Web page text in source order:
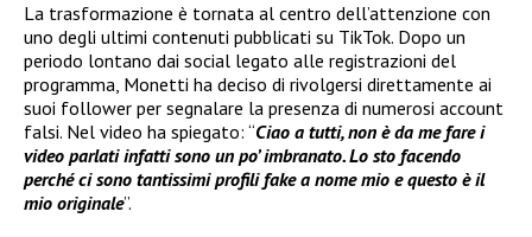
La trasformazione è tornata al centro dell’attenzione con
uno degli ultimi contenuti pubblicati su TikTok. Dopo un
periodo lontano dai social legato alle registrazioni del
programma, Monetti ha deciso di rivolgersi direttamente ai
suoi follower per segnalare la presenza di numerosi account
falsi. Nel video ha spiegato: “Ciao a tutti, non è da me fare i
video parlati infatti sono un po’ imbranato. Lo sto facendo
perché ci sono tantissimi profili fake a nome mio e questo è il
mio originale”.